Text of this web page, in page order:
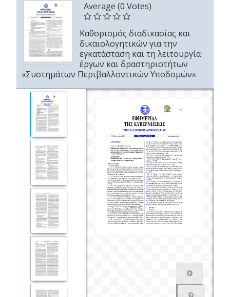
Average (0 Votes)
Καθορισμός διαδικασίας και
δικαιολογητικών για την
εγκατάσταση και τη λειτουργία
έργων και δραστηριοτήτων
«Συστημάτων Περιβαλλοντικών Υποδομών».